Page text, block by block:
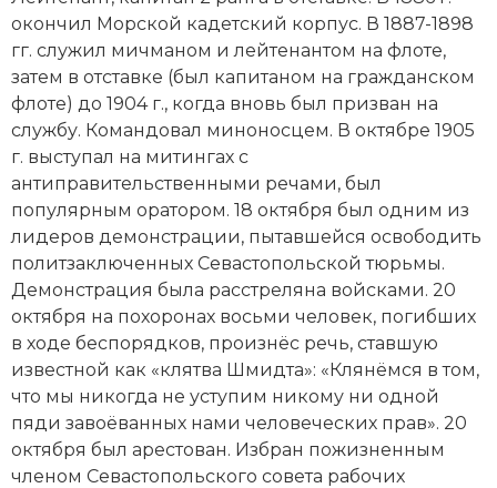
Генеалогия, геральдика
Государство и право
Европа
Империи
Историческая география и топонимика
История материальной и духовной культуры
История международных отношений
История, философия, теория и методология
исторического знания
Итория международных отношений
Латинская Америка
окончил Морской кадетский корпус. В 1887-1898
гг. служил мичманом и лейтенантом на флоте,
затем в отставке (был капитаном на гражданском
флоте) до 1904 г., когда вновь был призван на
службу. Командовал миноносцем. В октябре 1905
г. выступал на митингах с
антиправительственными речами, был
популярным оратором. 18 октября был одним из
лидеров демонстрации, пытавшейся освободить
политзаключенных Севастопольской тюрьмы.
Демонстрация была расстреляна войсками. 20
октября на похоронах восьми человек, погибших
в ходе беспорядков, произнёс речь, ставшую
известной как «клятва Шмидта»: «Клянёмся в том,
что мы никогда не уступим никому ни одной
пяди завоёванных нами человеческих прав». 20
октября был арестован. Избран пожизненным
членом Севастопольского совета рабочих